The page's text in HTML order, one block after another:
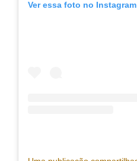
Ver essa foto no Instagram